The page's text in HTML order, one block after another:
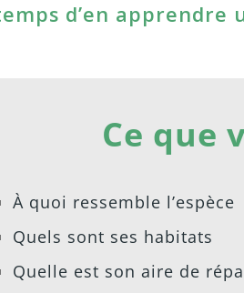
d’en apprendre
Ce que
À quoi ressemble l’espèce
Quels sont ses habitats
Quelle est son aire de